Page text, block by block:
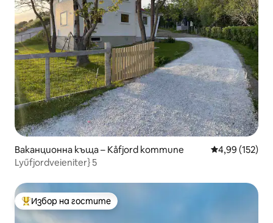
Ваканционна къща – Kåfjord kommune Средна
4,99 (152)
Lyűfjordveieniter} 5
Най-популярен избор на гостите
Избор на гостите